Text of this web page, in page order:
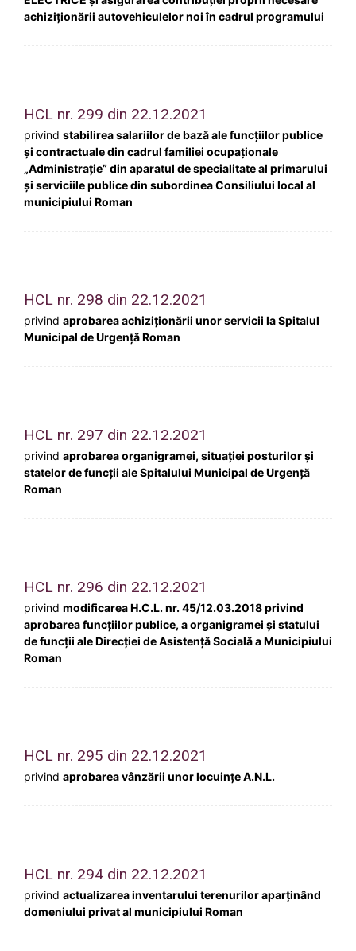
achiziționării autovehiculelor noi în cadrul programului
HCL nr. 299 din 22.12.2021
privind stabilirea salariilor de bază ale funcţiilor publice
şi contractuale din cadrul familiei ocupaţionale
„Administraţie” din aparatul de specialitate al primarului
și serviciile publice din subordinea Consiliului local al
municipiului Roman
HCL nr. 298 din 22.12.2021
privind aprobarea achiziţionării unor servicii la Spitalul
Municipal de Urgenţă Roman
HCL nr. 297 din 22.12.2021
privind aprobarea organigramei, situaţiei posturilor şi
statelor de funcţii ale Spitalului Municipal de Urgenţă
Roman
HCL nr. 296 din 22.12.2021
privind modificarea H.C.L. nr. 45/12.03.2018 privind
aprobarea funcțiilor publice, a organigramei și statului
de funcții ale Direcției de Asistență Socială a Municipiului
Roman
HCL nr. 295 din 22.12.2021
privind aprobarea vânzării unor locuințe A.N.L.
HCL nr. 294 din 22.12.2021
privind actualizarea inventarului terenurilor aparţinând
domeniului privat al municipiului Roman